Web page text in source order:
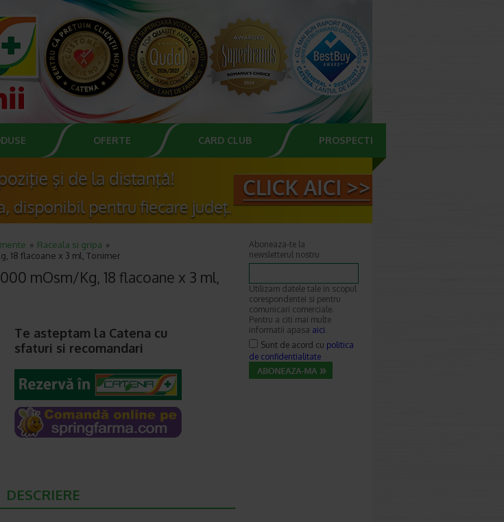
OFERTE CARD CLUB PROSPECTE
Raceala si gripa
18 flacoane x 3 ml, Tonimer
mOsm/Kg, 18 flacoane x 3 ml,
Te asteptam la Catena cu
sfaturi si recomandari
DESCRIERE
Aboneaza-te la
newsletterul nostru
Utilizam datele tale in scopul
corespondentei si pentru
comunicari comerciale.
Pentru a citi mai multe
informatii apasa aici.
Sunt de acord cu politica
de confidentialitate